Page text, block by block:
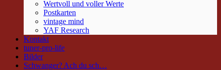
Wertvoll und voller Werte
Postkarten
vintage mind
YAF Research
Kontakt
tuner-pro-life
Bilder
Schwanger? Ach du sch…